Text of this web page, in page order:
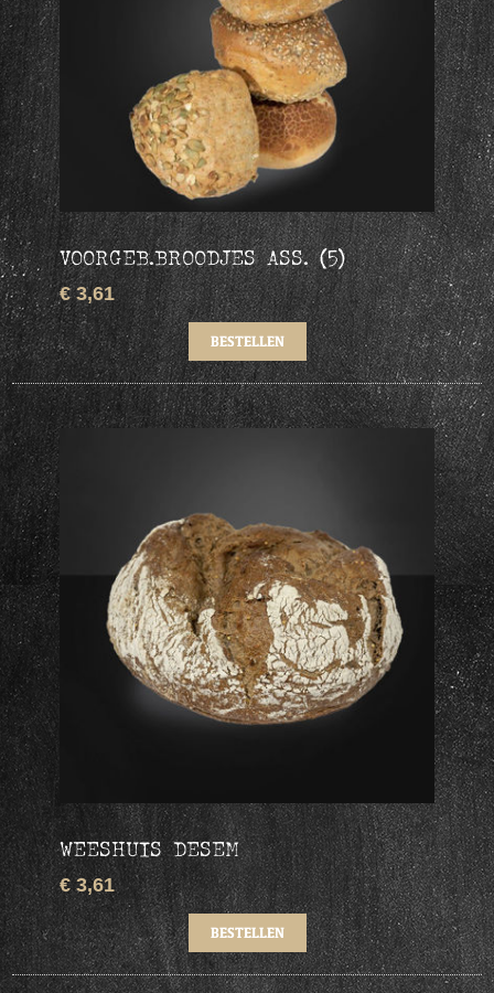
VOORGEB.BROODJES ASS. (5)
€ 3,61
WEESHUIS DESEM
€ 3,61